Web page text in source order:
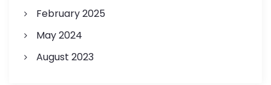
February 2025
May 2024
August 2023